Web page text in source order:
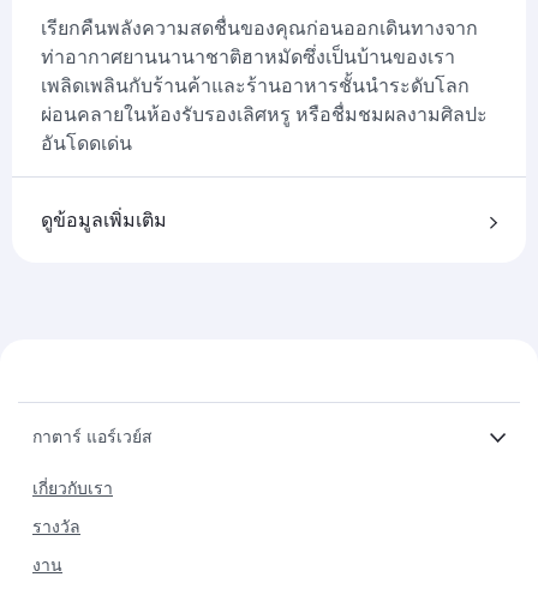
เรียกคืนพลังความสดชื่นของคุณก่อนออกเดินทางจาก
ท่าอากาศยานนานาชาติฮาหมัดซึ่งเป็นบ้านของเรา
เพลิดเพลินกับร้านค้าและร้านอาหารชั้นนำระดับโลก
ผ่อนคลายในห้องรับรองเลิศหรู หรือชื่มชมผลงามศิลปะ
อันโดดเด่น
ดูข้อมูลเพิ่มเติม
กาตาร์ แอร์เวย์ส
เกี่ยวกับเรา
รางวัล
งาน